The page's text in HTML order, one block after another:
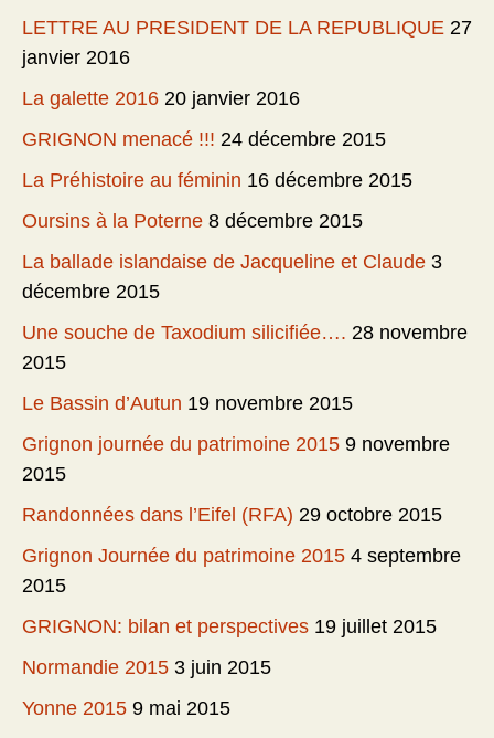
LETTRE AU PRESIDENT DE LA REPUBLIQUE 27
janvier 2016
La galette 2016 20 janvier 2016
GRIGNON menacé !!! 24 décembre 2015
La Préhistoire au féminin 16 décembre 2015
Oursins à la Poterne 8 décembre 2015
La ballade islandaise de Jacqueline et Claude 3
décembre 2015
Une souche de Taxodium silicifiée…. 28 novembre
2015
Le Bassin d’Autun 19 novembre 2015
Grignon journée du patrimoine 2015 9 novembre
2015
Randonnées dans l’Eifel (RFA) 29 octobre 2015
Grignon Journée du patrimoine 2015 4 septembre
2015
GRIGNON: bilan et perspectives 19 juillet 2015
Normandie 2015 3 juin 2015
Yonne 2015 9 mai 2015